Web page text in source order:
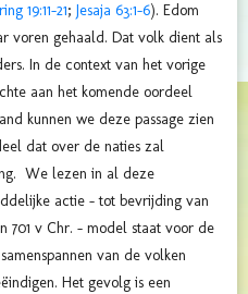
19:11-21; Jesaja 63:1-6). Edom
voren gehaald. Dat volk dient als
In de context van het vorige
aan het komende oordeel
kunnen we deze passage zien
dat over de naties zal
We lezen in al deze
actie – tot bevrijding van
701 v Chr. – model staat voor de
van de volken
Het gevolg is een